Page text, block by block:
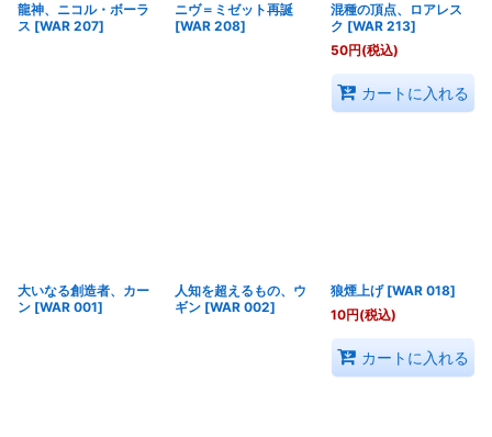
龍神、ニコル・ボーラ
ス [WAR 207]
ニヴ＝ミゼット再誕
[WAR 208]
混種の頂点、ロアレス
ク [WAR 213]
50円(税込)
カートに入れる
大いなる創造者、カー
ン [WAR 001]
人知を超えるもの、ウ
ギン [WAR 002]
狼煙上げ [WAR 018]
10円(税込)
カートに入れる